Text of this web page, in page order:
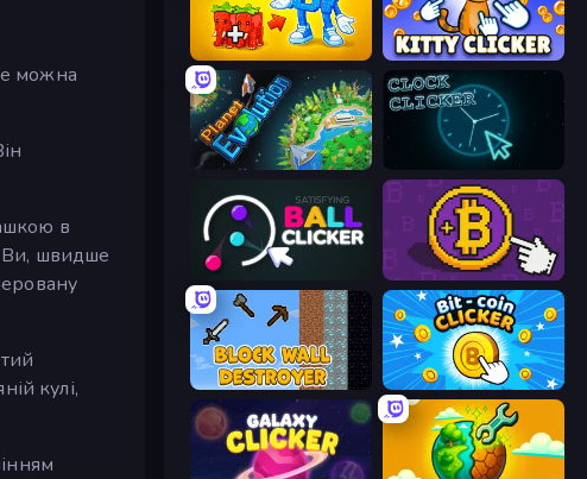
можна
в
Ви, швидше
кулі,
Merge & Steal Brainrot Kitty Clicker
Planet Evolution: Idle Clicker Clock Clicker
Satisfying Ball Clicker Money Maker
Block Wall Destroyer Bit-coin Clicker